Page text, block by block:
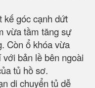
kế góc cạnh dứt
vừa tầm tăng sự
Còn ổ khóa vừa
bản lề bên ngoài
tủ hồ sơ.
di chuyển tủ dễ